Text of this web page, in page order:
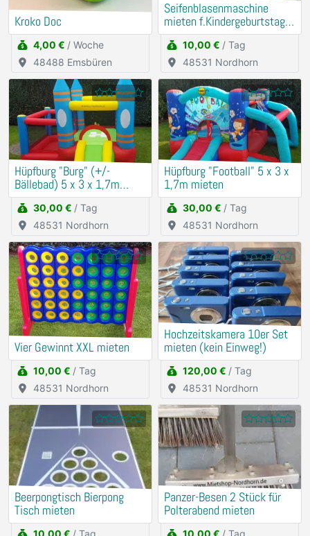
Kroko Doc
4,00 € / Woche
48488 Emsbüren
Seifenblasenmaschine
mieten f.Kindergeburtstag
u.a.
10,00 € / Tag
48531 Nordhorn
Hüpfburg "Burg" (+/-
Bällebad) 5 x 3 x 1,7m
mieten
30,00 € / Tag
48531 Nordhorn
Hüpfburg "Football" 5 x 3 x
1,7m mieten
30,00 € / Tag
48531 Nordhorn
Vier Gewinnt XXL mieten
10,00 € / Tag
48531 Nordhorn
Hochzeitskamera 10er Set
mieten (kein Einweg!)
120,00 € / Tag
48531 Nordhorn
Beerpongtisch Bierpong
Tisch mieten
10,00 € / Tag
Panzer-Besen 2 Stück für
Polterabend mieten
10,00 € / Tag